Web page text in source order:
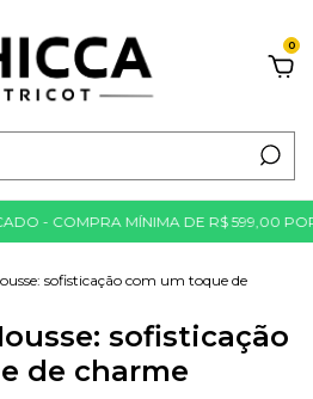
0
- COMPRA MÍNIMA DE R$ 599,00 POR
sofisticação com um toque de
sofisticação
de charme